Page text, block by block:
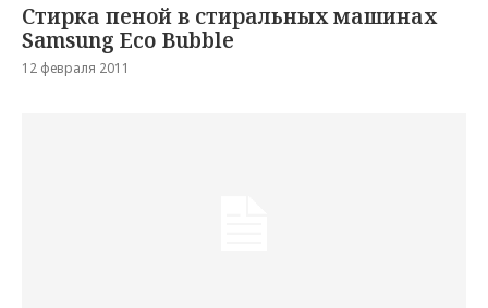
Стирка пеной в стиральных машинах
Samsung Eco Bubble
12 февраля 2011